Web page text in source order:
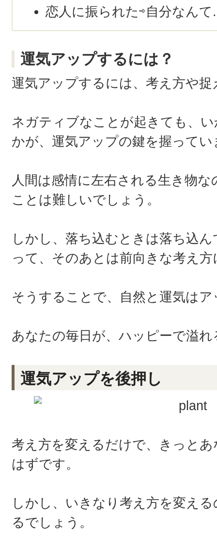
恋人に振られた⇨自分なんて
運気アップするには？
運気アップするには、考え方や
ネガティブなことが起きても、
かが、運気アップの鍵を握ってい
人間は感情に左右される生き物
ことは難しいでしょう。
しかし、落ち込むときは落ち込
って、そのあとは前向きな考え
そうすることで、自然と運気は
あなたの毎日が、ハッピーで溢
運気アップを後押し
考え方を変えるだけで、きっと
はずです。
しかし、いきなり考え方を変え
るでしょう。